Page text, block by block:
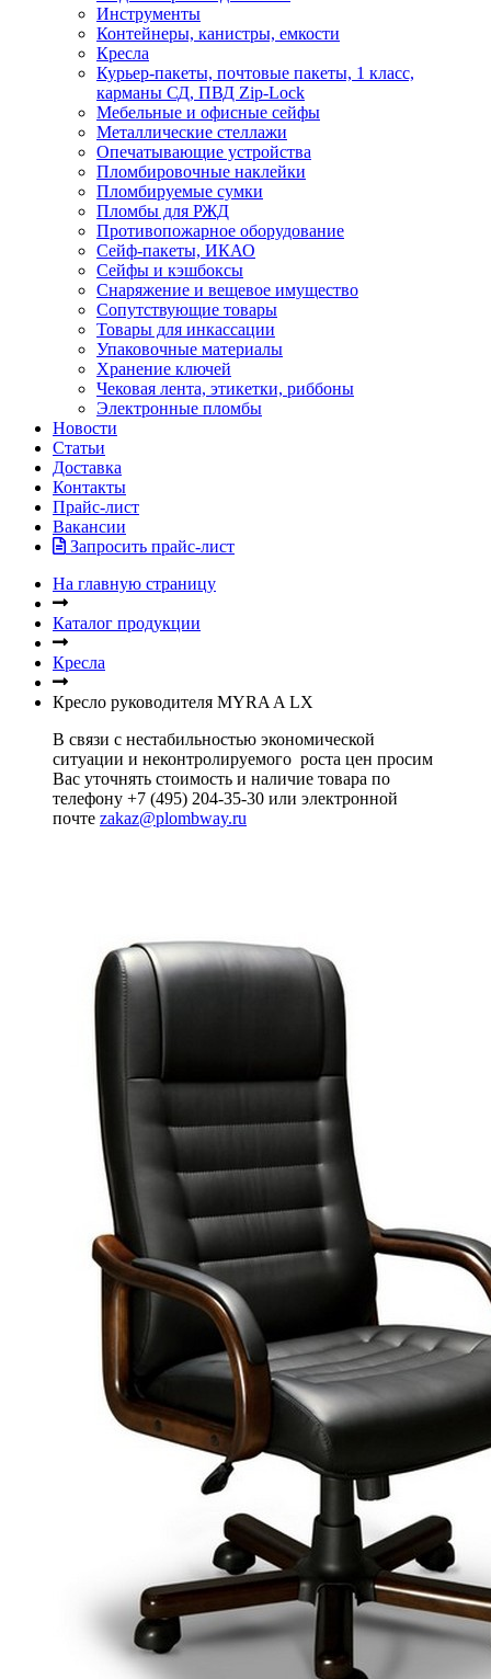
Инструменты
Контейнеры, канистры, емкости
Кресла
Курьер-пакеты, почтовые пакеты, 1 класс,
карманы СД, ПВД Zip-Lock
Мебельные и офисные сейфы
Металлические стеллажи
Опечатывающие устройства
Пломбировочные наклейки
Пломбируемые сумки
Пломбы для РЖД
Противопожарное оборудование
Сейф-пакеты, ИКАО
Сейфы и кэшбоксы
Снаряжение и вещевое имущество
Сопутствующие товары
Товары для инкассации
Упаковочные материалы
Хранение ключей
Чековая лента, этикетки, риббоны
Электронные пломбы
Новости
Статьи
Доставка
Контакты
Прайс-лист
Вакансии
Запросить прайс-лист
На главную страницу
Каталог продукции
Кресла
Кресло руководителя MYRA A LX
В связи с нестабильностью экономической
ситуации и неконтролируемого роста цен просим
Вас уточнять стоимость и наличие товара по
телефону +7 (495) 204-35-30 или электронной
почте zakaz@plombway.ru